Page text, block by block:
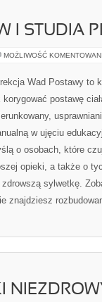
I STUDIA
MOŻLIWOŚĆ
Wad Postawy to
korygować postawę
w ujęciu
o osobach, które
opieki, a także o
sylwetkę.
znajdziesz